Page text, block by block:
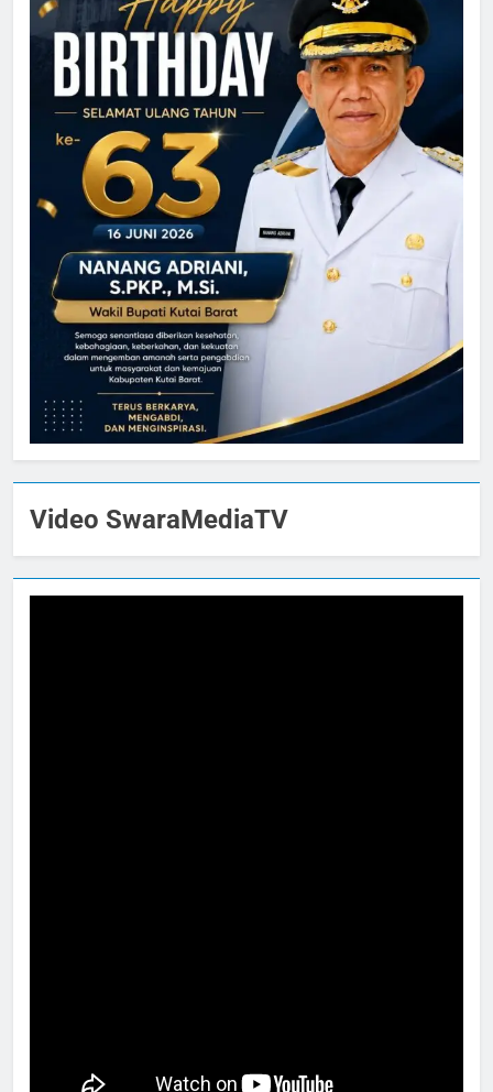
Video SwaraMediaTV